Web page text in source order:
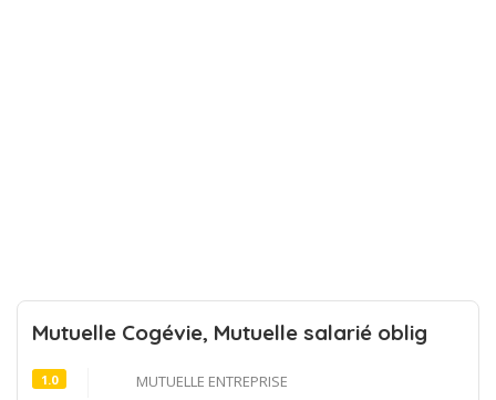
Mutuelle Cogévie, Mutuelle salarié oblig
1.0
MUTUELLE ENTREPRISE